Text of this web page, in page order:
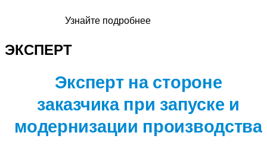
Узнайте подробнее
ЭКСПЕРТ
Эксперт на стороне
заказчика при запуске и
модернизации производства